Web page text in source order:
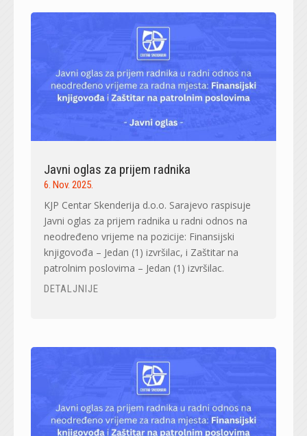
Javni oglas za prijem radnika
6. Nov. 2025.
KJP Centar Skenderija d.o.o. Sarajevo raspisuje
Javni oglas za prijem radnika u radni odnos na
neodređeno vrijeme na pozicije: Finansijski
knjigovođa – Jedan (1) izvršilac, i Zaštitar na
patrolnim poslovima – Jedan (1) izvršilac.
DETALJNIJE